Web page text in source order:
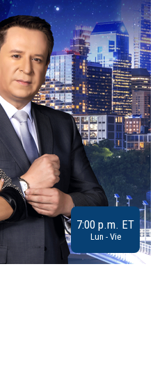
7:00 p.m. ET
Lun - Vie